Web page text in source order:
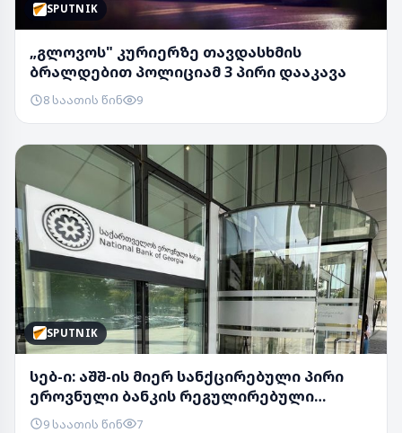
SPUTNIK
„გლოვოს" კურიერზე თავდასხმის
ბრალდებით პოლიციამ 3 პირი დააკავა
8 საათის წინ 9
SPUTNIK
სებ-ი: აშშ-ის მიერ სანქცირებული პირი
ეროვნული ბანკის რეგულირებული
სუბიექტი არ არ...
9 საათის წინ 7